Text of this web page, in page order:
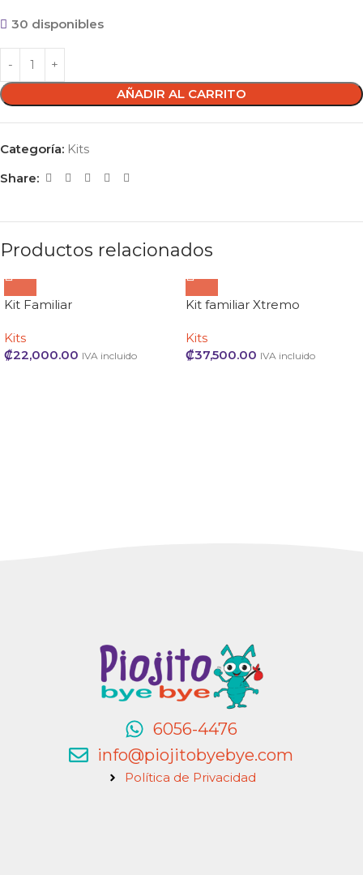
30 disponibles
AÑADIR AL CARRITO
Categoría: Kits
Share:
Productos relacionados
Kit Familiar
Kits
₡22,000.00 IVA incluido
Kit familiar Xtremo
Kits
₡37,500.00 IVA incluido
6056-4476
info@piojitobyebye.com
Política de Privacidad